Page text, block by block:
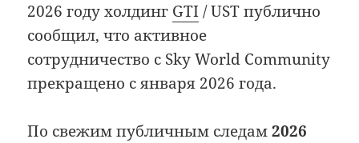
2026 году холдинг GTI/ UST публично
сообщил, что активное
сотрудничество с Sky World Community
прекращено с января 2026 года.
По свежим публичным следам2026